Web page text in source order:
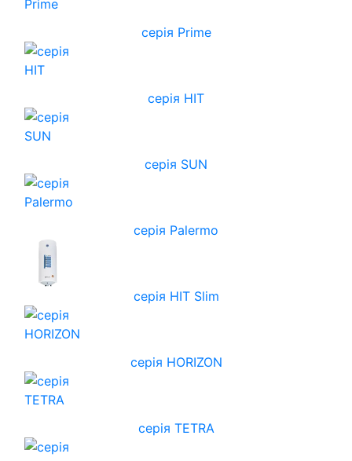
серія Prime
серія HIT
серія SUN
серія Palermo
серія HIT Slim
cерія HORIZON
серія TETRA